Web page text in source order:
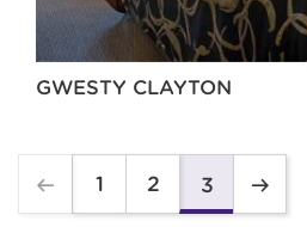
GWESTY CLAYTON
1 2 3